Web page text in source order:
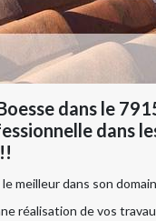
dans le
dans
meilleur dans son
réalisation de vos